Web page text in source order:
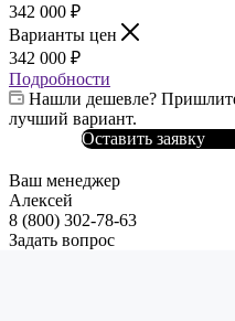
342 000 ₽
Варианты цен
342 000 ₽
Подробности
Нашли дешевле?
лучший вариант.
Оставить заявку
Ваш менеджер
Алексей
8 (800) 302-78-63
Задать вопрос